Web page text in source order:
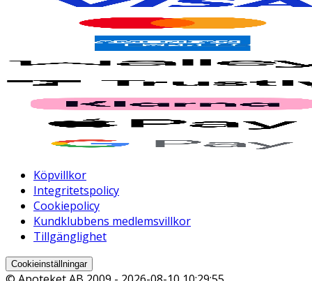
Köpvillkor
Integritetspolicy
Cookiepolicy
Kundklubbens medlemsvillkor
Tillgänglighet
Cookieinställningar